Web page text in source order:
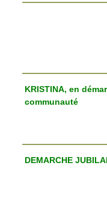
KRISTINA, en
communauté
DEMARCHE